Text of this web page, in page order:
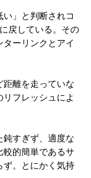
」と判断されコ
戻している。その
ーリンクとアイ
離を走っていな
フレッシュによ
すぎず、適度な
的簡単であるサ
ず。とにかく気持